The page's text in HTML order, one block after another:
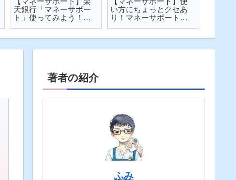
天銀行「マネーサポー
ト」使ってみよう！
い方にちょっとクセあ
り！マネーサポートの
著者の紹介
ふみ